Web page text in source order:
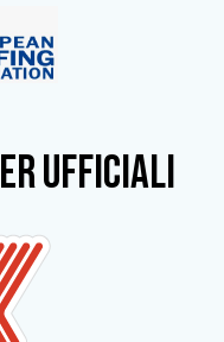
ufficiali